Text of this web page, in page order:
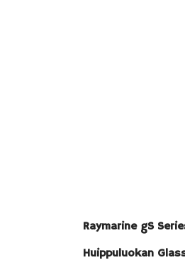
Raymarine gS
Huippuluokan